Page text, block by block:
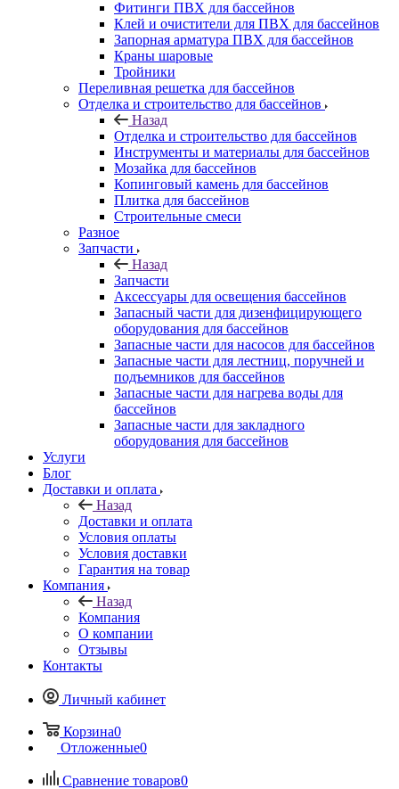
Фитинги ПВХ для бассейнов
Клей и очистители для ПВХ для бассейнов
Запорная арматура ПВХ для бассейнов
Краны шаровые
Тройники
Переливная решетка для бассейнов
Отделка и строительство для бассейнов
Назад
Отделка и строительство для бассейнов
Инструменты и материалы для бассейнов
Мозайка для бассейнов
Копинговый камень для бассейнов
Плитка для бассейнов
Строительные смеси
Разное
Запчасти
Назад
Запчасти
Аксессуары для освещения бассейнов
Запасный части для дизенфицирующего
оборудования для бассейнов
Запасные части для насосов для бассейнов
Запасные части для лестниц, поручней и
подъемников для бассейнов
Запасные части для нагрева воды для
бассейнов
Запасные части для закладного
оборудования для бассейнов
Услуги
Блог
Доставки и оплата
Назад
Доставки и оплата
Условия оплаты
Условия доставки
Гарантия на товар
Компания
Назад
Компания
О компании
Отзывы
Контакты
Личный кабинет
Корзина0
Отложенные0
Сравнение товаров0